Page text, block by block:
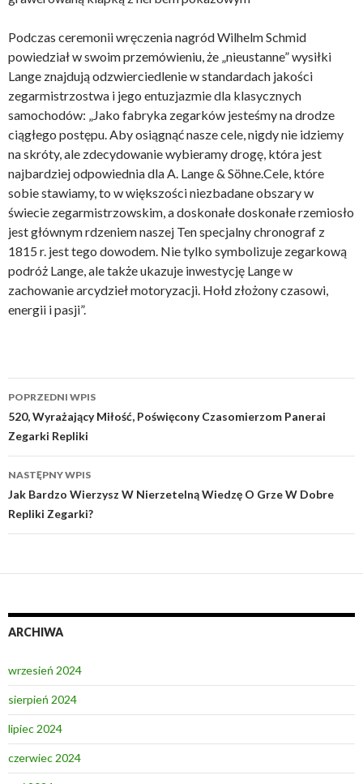
Podczas ceremonii wręczenia nagród Wilhelm Schmid
powiedział w swoim przemówieniu, że „nieustanne” wysiłki
Lange znajdują odzwierciedlenie w standardach jakości
zegarmistrzostwa i jego entuzjazmie dla klasycznych
samochodów: „Jako fabryka zegarków jesteśmy na drodze
ciągłego postępu. Aby osiągnąć nasze cele, nigdy nie idziemy
na skróty, ale zdecydowanie wybieramy drogę, która jest
najbardziej odpowiednia dla A. Lange & Söhne.Cele, które
sobie stawiamy, to w większości niezbadane obszary w
świecie zegarmistrzowskim, a doskonałe doskonałe rzemiosło
jest głównym rdzeniem naszej Ten specjalny chronograf z
1815 r. jest tego dowodem. Nie tylko symbolizuje zegarkową
podróż Lange, ale także ukazuje inwestycję Lange w
zachowanie arcydzieł motoryzacji. Hołd złożony czasowi,
energii i pasji”.
Nawigacja
wpisu
POPRZEDNI WPIS
520, Wyrażający Miłość, Poświęcony Czasomierzom Panerai
Zegarki Repliki
NASTĘPNY WPIS
Jak Bardzo Wierzysz W Nierzetelną Wiedzę O Grze W Dobre
Repliki Zegarki?
ARCHIWA
wrzesień 2024
sierpień 2024
lipiec 2024
czerwiec 2024